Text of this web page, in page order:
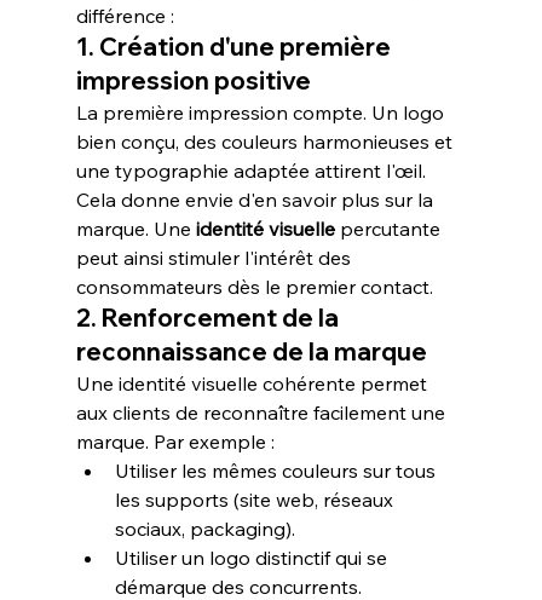
différence :
1. Création d'une première
impression positive
La première impression compte. Un logo
bien conçu, des couleurs harmonieuses et
une typographie adaptée attirent l'œil.
Cela donne envie d'en savoir plus sur la
marque. Une identité visuelle percutante
peut ainsi stimuler l'intérêt des
consommateurs dès le premier contact.
2. Renforcement de la
reconnaissance de la marque
Une identité visuelle cohérente permet
aux clients de reconnaître facilement une
marque. Par exemple :
Utiliser les mêmes couleurs sur tous
les supports (site web, réseaux
sociaux, packaging).
Utiliser un logo distinctif qui se
démarque des concurrents.